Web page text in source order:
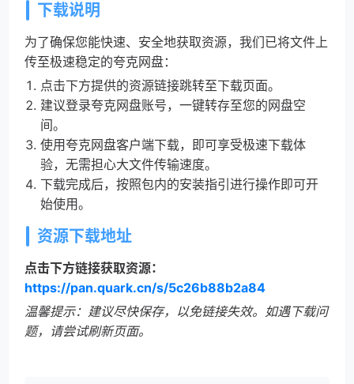
下载说明
为了确保您能快速、安全地获取资源，我们已将文件上
传至极速稳定的夸克网盘：
点击下方提供的资源链接跳转至下载页面。
建议登录夸克网盘账号，一键转存至您的网盘空
间。
使用夸克网盘客户端下载，即可享受极速下载体
验，无需担心大文件传输速度。
下载完成后，按照包内的安装指引进行操作即可开
始使用。
资源下载地址
点击下方链接获取资源：
https://pan.quark.cn/s/5c26b88b2a84
温馨提示：建议尽快保存，以免链接失效。如遇下载问
题，请尝试刷新页面。